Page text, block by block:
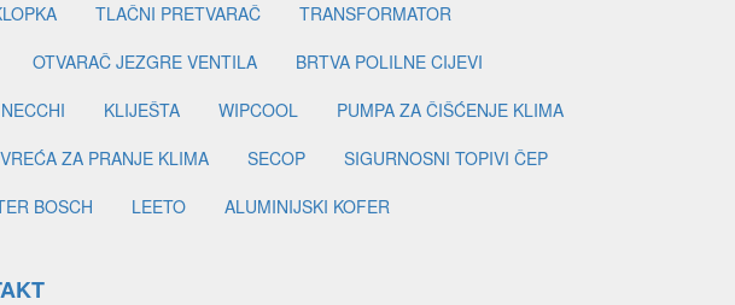
TLAČNI PRETVARAČ
TRANSFORMATOR
OTVARAČ JEZGRE VENTILA
BRTVA POLILNE CIJEVI
NECCHI KLIJEŠTA WIPCOOL
PUMPA ZA ČIŠĆENJE KLIMA
VREĆA ZA PRANJE KLIMA SECOP
SIGURNOSNI TOPIVI ČEP
BOSCH LEETO ALUMINIJSKI KOFER